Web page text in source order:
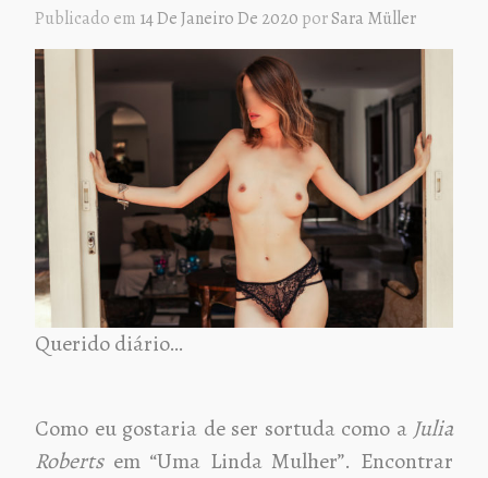
Publicado em 14 De Janeiro De 2020 porSara Müller
Querido diário…
Como eu gostaria de ser sortuda como aJulia
Robertsem “Uma Linda Mulher”. Encontrar